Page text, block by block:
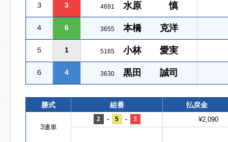
３ 3 4691 水原 慎
４ 6 3655 本橋 克洋
５ 1 5165 小林 愛実
６ 4 3630 黒田 誠司
勝式 組番 払戻金
3連単
2 - 5 - 3 ¥2,090